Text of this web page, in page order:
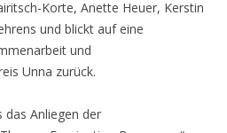
Korte, Anette Heuer, Kerstin
und blickt auf eine
und
Unna zurück.
das Anliegen der